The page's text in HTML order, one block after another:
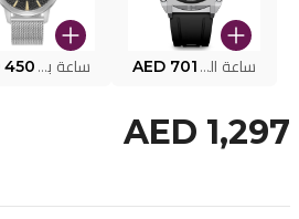
ساعة البوليس الذكية MY.AVATAR PEIUN0000101 AED 701 ساعة بوليس للرجال PEWJG0005002 450
AED 1,297